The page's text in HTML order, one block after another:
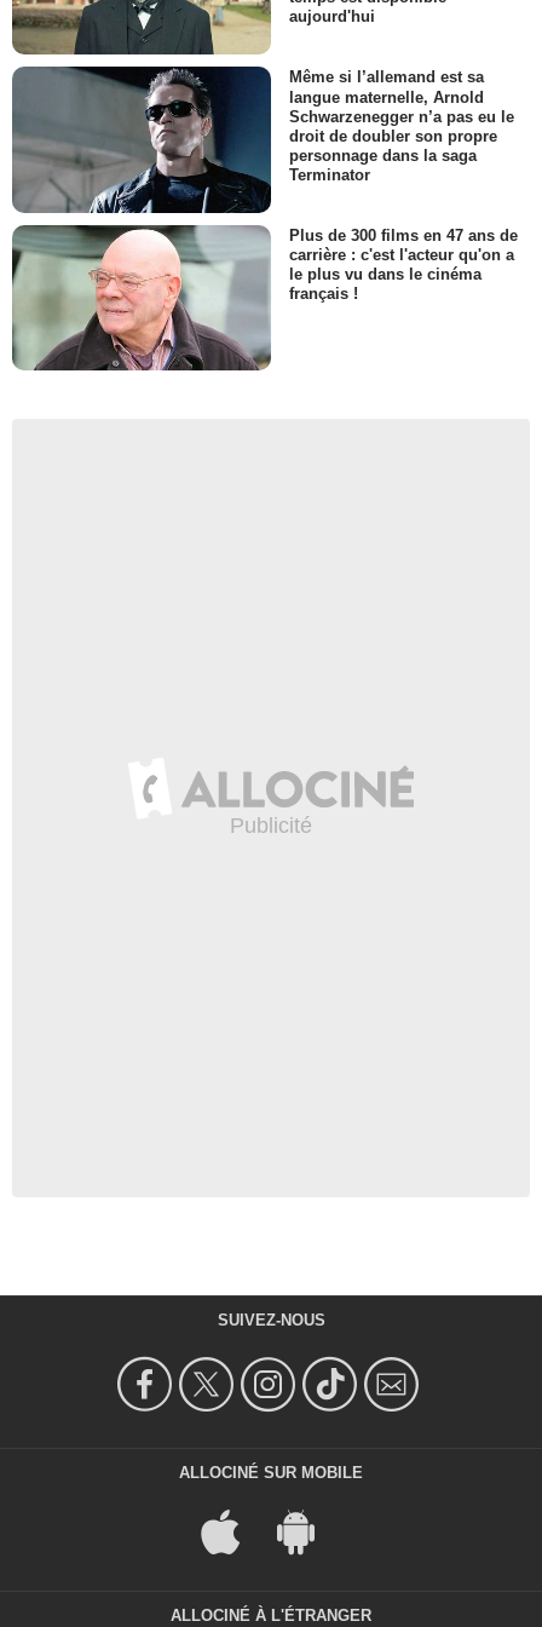
aujourd'hui
Même si l’allemand est sa
langue maternelle, Arnold
Schwarzenegger n’a pas eu le
droit de doubler son propre
personnage dans la saga
Terminator
Plus de 300 films en 47 ans de
carrière : c'est l'acteur qu'on a
le plus vu dans le cinéma
français !
SUIVEZ-NOUS
ALLOCINÉ SUR MOBILE
ALLOCINÉ À L'ÉTRANGER